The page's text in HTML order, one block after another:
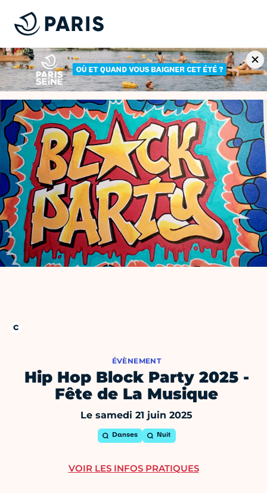
ÉVÈNEMENT
Hip Hop Block Party 2025 -
Fête de La Musique
Le samedi 21 juin 2025
Danses Nuit
VOIR LES INFOS PRATIQUES